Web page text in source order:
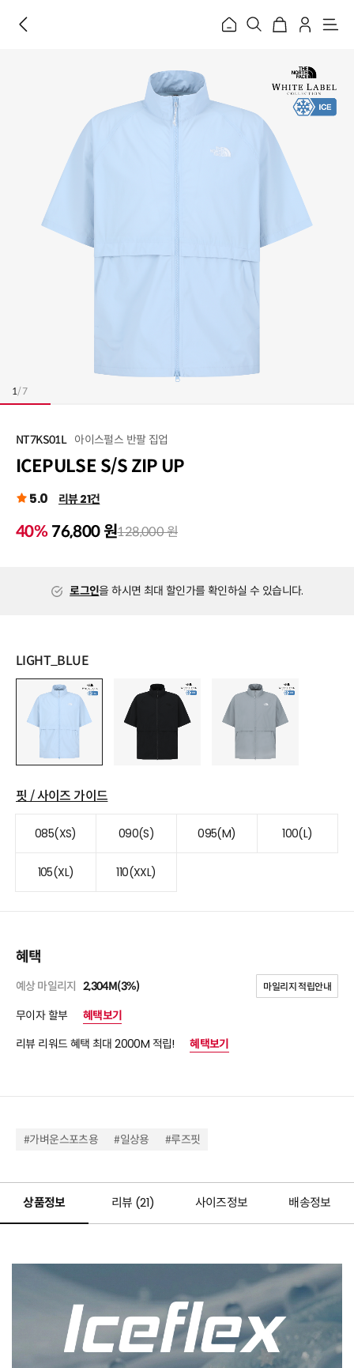
홈
메
1/7
NT7KS01L 아이스펄스 반팔 집업
ICEPULSE S/S ZIP UP
5.0 리뷰 21건
40% 76,800 원128,000 원
로그인을 하시면 최대 할인가를 확인하실 수 있습니다.
LIGHT_BLUE
핏 / 사이즈 가이드
085(XS) 090(S) 095(M) 100(L)
105(XL) 110(XXL)
혜택
예상 마일리지 2,304M(3%) 마일리지 적립안내
무이자 할부
혜택보기
리뷰 리워드 혜택 최대 2000M 적립!
혜택보기
#가벼운스포츠용 #일상용 #루즈핏
상품정보 리뷰 (21) 사이즈정보 배송정보